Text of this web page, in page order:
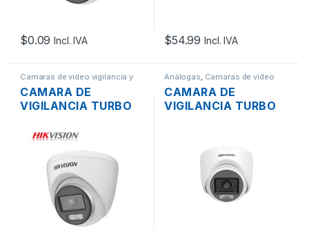
$0.09 Incl. IVA $54.99 Incl. IVA
Camaras de video vigilancia y
CAMARA DE
VIGILANCIA TURBO
DS-2CE72DF0T-F
IP67 DIA Y NOCHE
COLORVU
Análogas Camaras de video
vigilancia y Grabadores
CAMARA DE
VIGILANCIA TURBO
2MP 1080P 2.8MM
IP67 DIA Y NOCHE
HIBRIDA SOPORTA
AUDIO (PLÁSTICO)